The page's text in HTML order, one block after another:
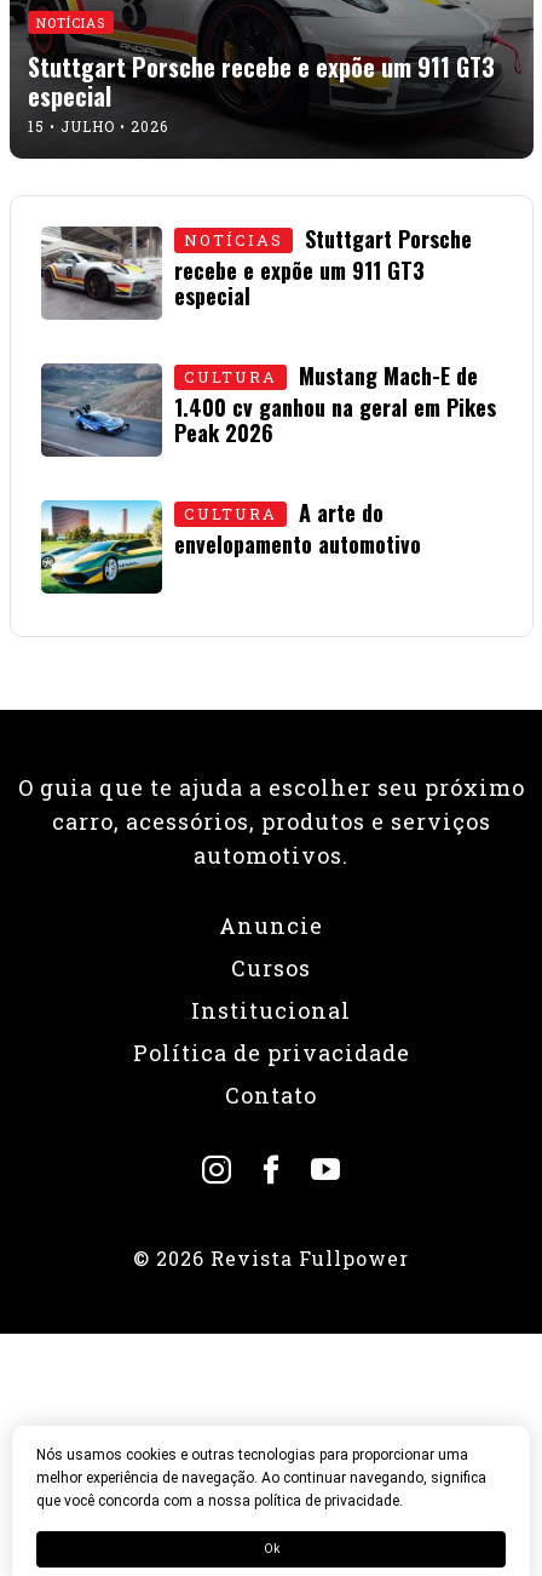
NOTÍCIAS
Stuttgart Porsche recebe e expõe um 911 GT3
especial
15 • JULHO • 2026
NOTÍCIAS
Stuttgart Porsche
recebe e expõe um 911 GT3
especial
CULTURA
Mustang Mach-E de
1.400 cv ganhou na geral em Pikes
Peak 2026
CULTURA
A arte do
envelopamento automotivo
O guia que te ajuda a escolher seu próximo
carro, acessórios, produtos e serviços
automotivos.
Anuncie
Cursos
Institucional
Política de privacidade
Contato
© 2026 Revista Fullpower
Nós usamos cookies e outras tecnologias para proporcionar uma
melhor experiência de navegação. Ao continuar navegando, significa
que você concorda com a nossa política de privacidade.
Ok